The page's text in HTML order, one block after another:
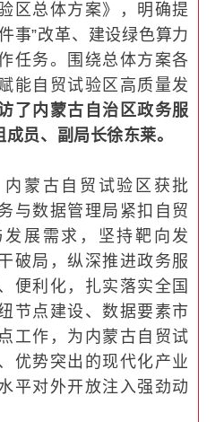
区总体方案》，明确提
事”改革、建设绿色算力
任务。围绕总体方案各
能自贸试验区高质量发
了内蒙古自治区政务服
员、副局长徐东莱。
蒙古自贸试验区获批
与数据管理局紧扣自贸
展需求，坚持靶向发
破局，纵深推进政务服
便利化，扎实落实全国
节点建设、数据要素市
工作，为内蒙古自贸试
优势突出的现代化产业
平对外开放注入强劲动